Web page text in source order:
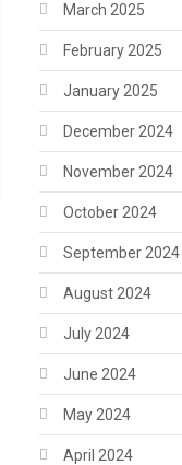
March 2025
February 2025
January 2025
December 2024
November 2024
October 2024
September 2024
August 2024
July 2024
June 2024
May 2024
April 2024